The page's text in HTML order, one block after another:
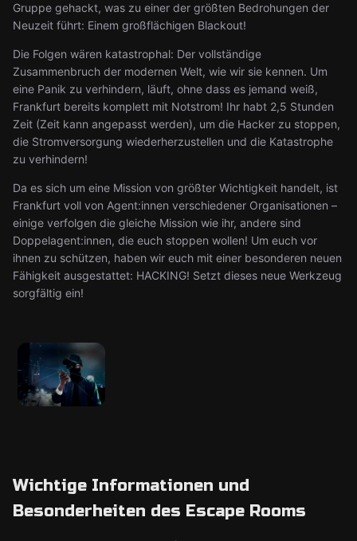
Gruppe gehackt, was zu einer der größten Bedrohungen der
Neuzeit führt: Einem großflächigen Blackout!
Die Folgen wären katastrophal: Der vollständige
Zusammenbruch der modernen Welt, wie wir sie kennen. Um
eine Panik zu verhindern, läuft, ohne dass es jemand weiß,
Frankfurt bereits komplett mit Notstrom! Ihr habt 2,5 Stunden
Zeit (Zeit kann angepasst werden), um die Hacker zu stoppen,
die Stromversorgung wiederherzustellen und die Katastrophe
zu verhindern!
Da es sich um eine Mission von größter Wichtigkeit handelt, ist
Frankfurt voll von Agent:innen verschiedener Organisationen –
einige verfolgen die gleiche Mission wie ihr, andere sind
Doppelagent:innen, die euch stoppen wollen! Um euch vor
ihnen zu schützen, haben wir euch mit einer besonderen neuen
Fähigkeit ausgestattet: HACKING! Setzt dieses neue Werkzeug
sorgfältig ein!
Wichtige Informationen und
Besonderheiten des Escape Rooms